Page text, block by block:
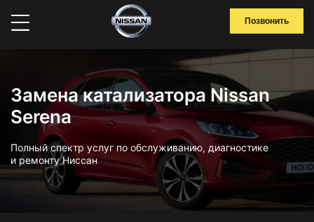
Позвонить
Замена катализатора Nissan
Serena
Полный спектр услуг по обслуживанию, диагностике
и ремонту Ниссан